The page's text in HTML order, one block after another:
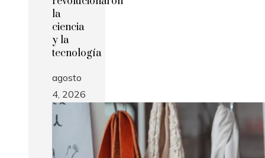
la
ciencia
y la
tecnología
agosto
4, 2026